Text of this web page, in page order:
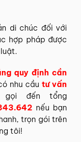
di chúc đối với
hợp pháp được
quy định cần
nhu cầu tư vấn
gọi đến tổng
nếu bạn
trọn gói trên
tôi!